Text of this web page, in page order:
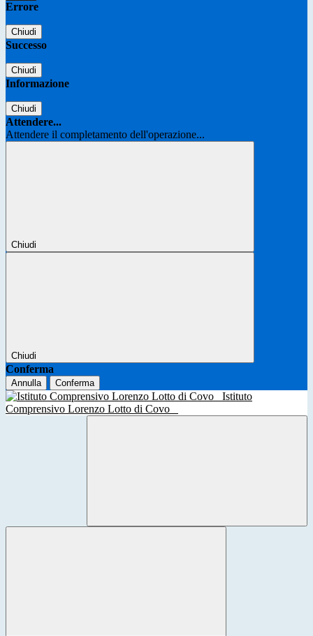
Errore
Chiudi
Successo
Chiudi
Informazione
Chiudi
Attendere...
Attendere il completamento dell'operazione...
Chiudi
Chiudi
Conferma
Annulla Conferma
Istituto
Comprensivo Lorenzo Lotto di Covo